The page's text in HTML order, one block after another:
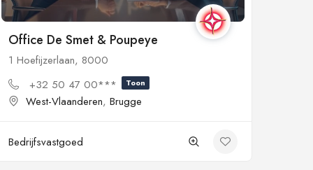
Office De Smet & Poupeye
1 Hoefijzerlaan, 8000
+32 50 47 00***
Toon
West-Vlaanderen, Brugge
Bedrijfsvastgoed